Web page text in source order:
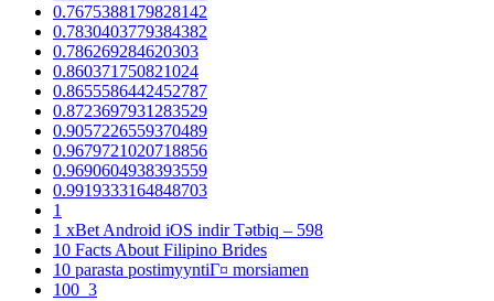
0.7675388179828142
0.7830403779384382
0.786269284620303
0.860371750821024
0.8655586442452787
0.8723697931283529
0.9057226559370489
0.9679721020718856
0.9690604938393559
0.9919333164848703
1
1 xBet Android iOS indir Tətbiq – 598
10 Facts About Filipino Brides
10 parasta postimyyntiГ¤ morsiamen
100_3